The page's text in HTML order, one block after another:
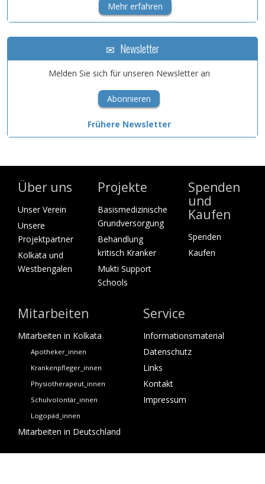
Mehr erfahren
Newsletter
Melden Sie sich für unseren Newsletter an
Abonnieren
Frühere Newsletter
Über uns
Unser Verein
Unsere
Projektpartner
Kolkata und
Westbengalen
Projekte
Basismedizinische
Grundversorgung
Behandlung
kritisch Kranker
Mukti Support
Schools
Spenden
und
Kaufen
Spenden
Kaufen
Mitarbeiten
Mitarbeiten in Kolkata
Apotheker_innen
Krankenpfleger_innen
Physiotherapeut_innen
Schulvolontär_innen
Logopäd_innen
Mitarbeiten in Deutschland
Service
Informationsmaterial
Datenschutz
Links
Kontakt
Impressum